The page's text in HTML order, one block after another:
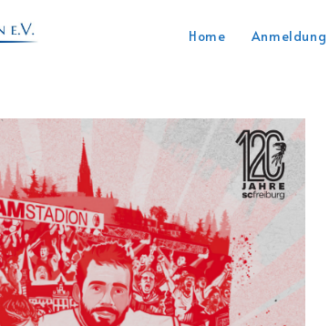
Home Anmeldung